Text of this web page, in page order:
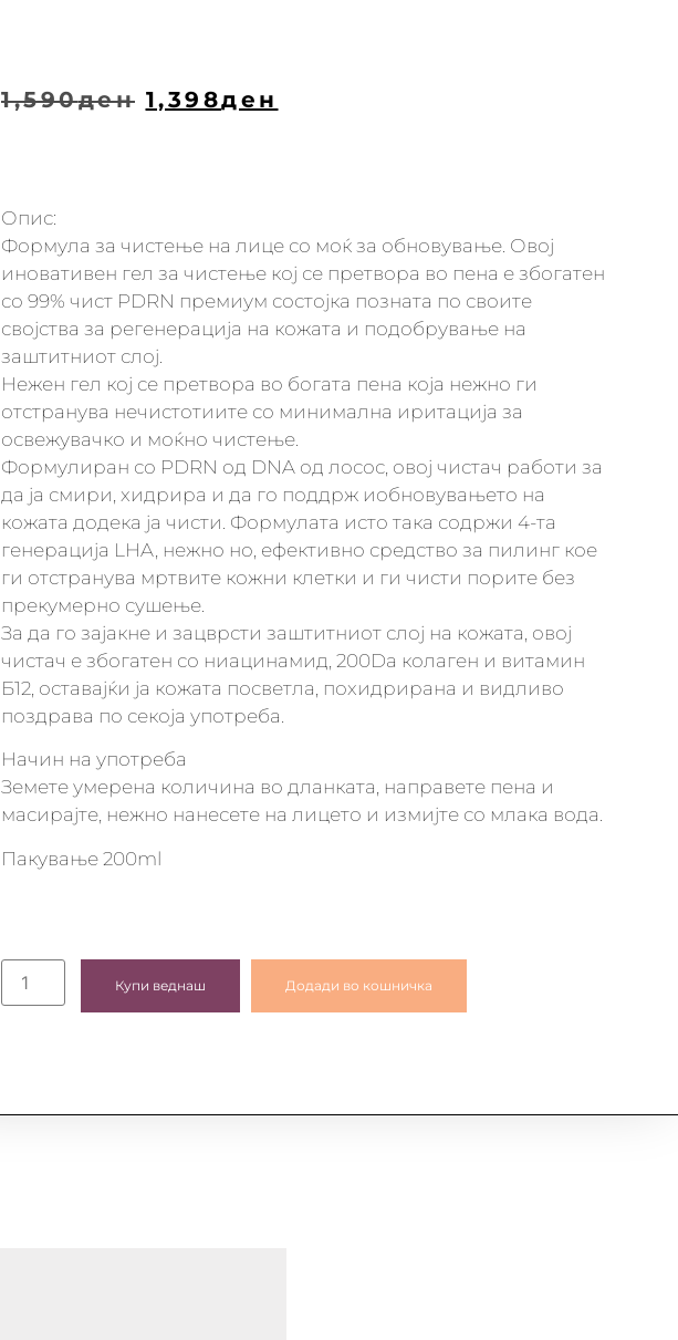
1,590ден 1,398ден
Опис:
Формула за чистење на лице со моќ за обновување. Овој
иновативен гел за чистење кој се претвора во пена е збогатен
со 99% чист PDRN премиум состојка позната по своите
својства за регенерација на кожата и подобрување на
заштитниот слој.
Нежен гел кој се претвора во богата пена која нежно ги
отстранува нечистотиите со минимална иритација за
освежувачко и моќно чистење.
Формулиран со PDRN од DNA од лосос, овој чистач работи за
да ја смири, хидрира и да го поддрж иобновувањето на
кожата додека ја чисти. Формулата исто така содржи 4-та
генерација LHA, нежно но, ефективно средство за пилинг кое
ги отстранува мртвите кожни клетки и ги чисти порите без
прекумерно сушење.
За да го зајакне и зацврсти заштитниот слој на кожата, овој
чистач е збогатен со ниацинамид, 200Da колаген и витамин
Б12, оставајќи ја кожата посветла, похидрирана и видливо
поздрава по секоја употреба.
Начин на употреба
Земете умерена количина во дланката, направете пена и
масирајте, нежно нанесете на лицето и измијте со млака вода.
Пакување 200ml
Купи веднаш Додади во кошничка